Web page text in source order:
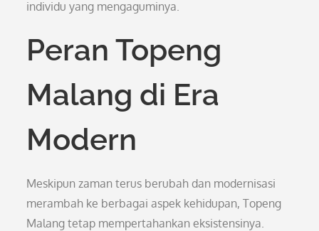
individu yang mengaguminya.
Peran Topeng
Malang di Era
Modern
Meskipun zaman terus berubah dan modernisasi
merambah ke berbagai aspek kehidupan, Topeng
Malang tetap mempertahankan eksistensinya.